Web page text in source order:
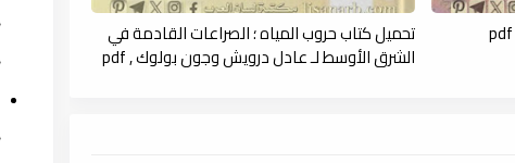
تحميل كتاب حروب المياه ؛ الصراعات القادمة في
الشرق الأوسط لـ عادل درويش وجون بولوك , pdf